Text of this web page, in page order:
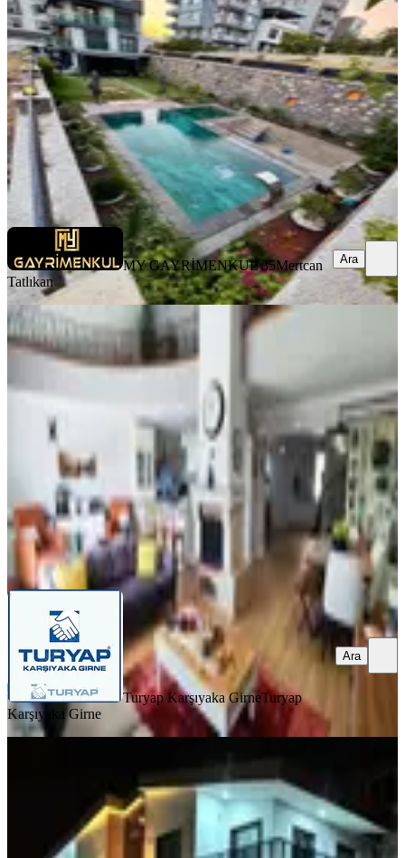
Bornova, Atatürk Mahallesi
5+1·280 m²·27.07.2026
29.900.000 ₺
MY GAYRİMENKUL 35 Mertcan Tatlıkan
MY GAYRİMENKUL 35Mertcan
Tatlıkan
Ara
ŞÖMİNELİ
Bornova Atatürk Mahallesinde
Kapalı Havuzlu 5katlı Satılık Villa
Bornova, İnönü Mahallesi
·500 m²· 21.07.2026
29.000.000 ₺
Turyap Karşıyaka GirneTuryap Karşıyaka Girne
Turyap Karşıyaka GirneTuryap
Karşıyaka Girne
Ara
Bornova Atatürk Mah. Köşe Konum
4+1 Tripleks Villa
Bornova, Atatürk Mahallesi
·200 m² · 21.07.2026